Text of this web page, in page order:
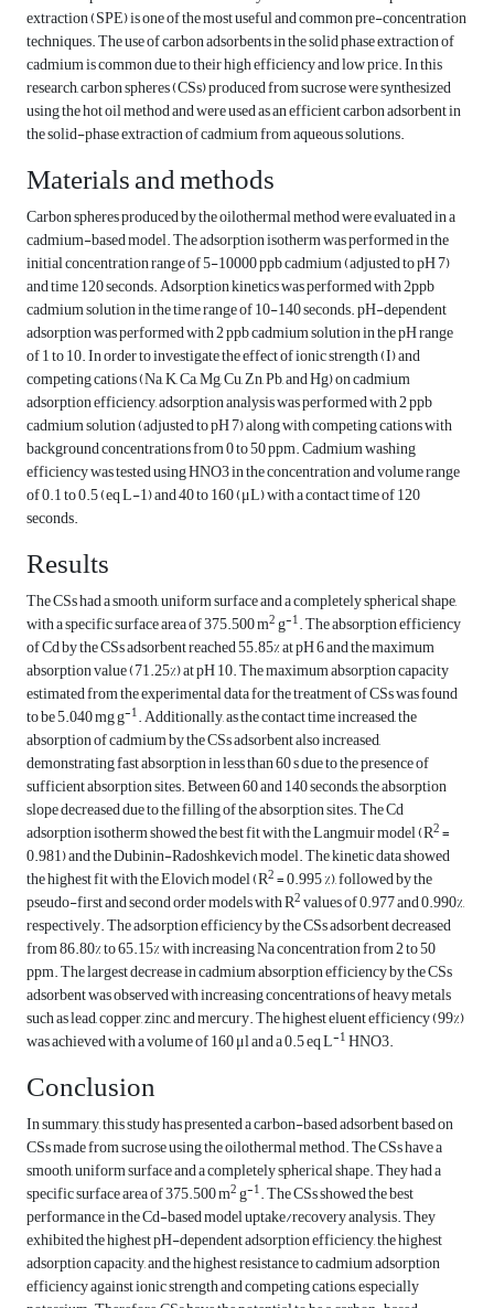
extraction (SPE) is one of the most useful and common pre-concentration
techniques. The use of carbon adsorbents in the solid phase extraction of
cadmium is common due to their high efficiency and low price. In this
research, carbon spheres (CSs) produced from sucrose were synthesized
using the hot oil method and were used as an efficient carbon adsorbent in
the solid-phase extraction of cadmium from aqueous solutions.
Materials and methods
Carbon spheres produced by the oilothermal method were evaluated in a
cadmium-based model. The adsorption isotherm was performed in the
initial concentration range of 5-10000 ppb cadmium (adjusted to pH 7)
and time 120 seconds. Adsorption kinetics was performed with 2ppb
cadmium solution in the time range of 10-140 seconds. pH-dependent
adsorption was performed with 2 ppb cadmium solution in the pH range
of 1 to 10. In order to investigate the effect of ionic strength (I) and
competing cations (Na, K, Ca, Mg, Cu, Zn, Pb, and Hg) on cadmium
adsorption efficiency, adsorption analysis was performed with 2 ppb
cadmium solution (adjusted to pH 7) along with competing cations with
background concentrations from 0 to 50 ppm. Cadmium washing
efficiency was tested using HNO3 in the concentration and volume range
of 0.1 to 0.5 (eq L-1) and 40 to 160 (μL) with a contact time of 120
seconds.
Results
The CSs had a smooth, uniform surface and a completely spherical shape,
with a specific surface area of 375.500 m2g-1. The absorption efficiency
of Cd by the CSs adsorbent reached 55.85% at pH 6 and the maximum
absorption value (71.25%) at pH 10. The maximum absorption capacity
estimated from the experimental data for the treatment of CSs was found
to be 5.040 mg g-1. Additionally, as the contact time increased, the
absorption of cadmium by the CSs adsorbent also increased,
demonstrating fast absorption in less than 60 s due to the presence of
sufficient absorption sites. Between 60 and 140 seconds, the absorption
slope decreased due to the filling of the absorption sites. The Cd
adsorption isotherm showed the best fit with the Langmuir model (R2=
0.981) and the Dubinin-Radoshkevich model. The kinetic data showed
the highest fit with the Elovich model (R2= 0.995 %), followed by the
pseudo-first and second order models with R2values of 0.977 and 0.990%,
respectively. The adsorption efficiency by the CSs adsorbent decreased
from 86.80% to 65.15% with increasing Na concentration from 2 to 50
ppm. The largest decrease in cadmium absorption efficiency by the CSs
adsorbent was observed with increasing concentrations of heavy metals
such as lead, copper, zinc, and mercury. The highest eluent efficiency (99%)
was achieved with a volume of 160 μl and a 0.5 eq L-1HNO3.
Conclusion
In summary, this study has presented a carbon-based adsorbent based on
CSs made from sucrose using the oilothermal method. The CSs have a
smooth, uniform surface and a completely spherical shape. They had a
specific surface area of 375.500 m2g-1. The CSs showed the best
performance in the Cd-based model uptake/recovery analysis. They
exhibited the highest pH-dependent adsorption efficiency, the highest
adsorption capacity, and the highest resistance to cadmium adsorption
efficiency against ionic strength and competing cations, especially